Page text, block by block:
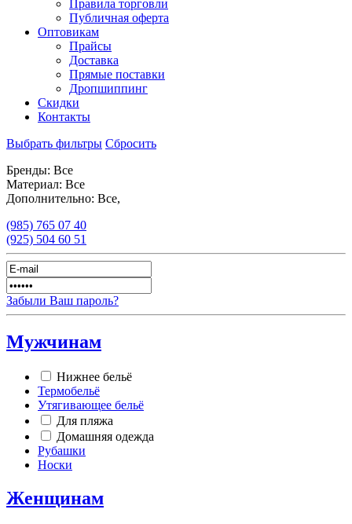
Правила торговли
Публичная оферта
Оптовикам
Прайсы
Доставка
Прямые поставки
Дропшиппинг
Скидки
Контакты
Выбрать фильтры Сбросить
Бренды: Все
Материал: Все
Дополнительно: Все,
(985) 765 07 40
(925) 504 60 51
Забыли Ваш пароль?
Мужчинам
Нижнее бельё
Термобельё
Утягивающее бельё
Для пляжа
Домашняя одежда
Рубашки
Носки
Женщинам